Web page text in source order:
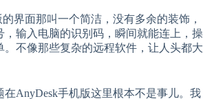
界面那叫一个简洁，没有多余的装饰，
，输入电脑的识别码，瞬间就能连上，操
。不像那些复杂的远程软件，让人头都大
AnyDesk手机版这里根本不是事儿。我